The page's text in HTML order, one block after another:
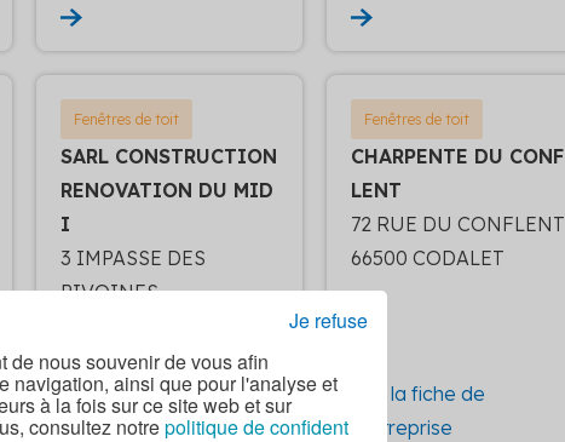
de nous souvenir de vous afin
navigation, ainsi que pour l'analyse et
à la fois sur ce site web et sur
consultez notrepolitique de confident
Je refuse
Fenêtres de toit
SARL CONSTRUCTION
RENOVATION DU MID
I
3 IMPASSE DES
PIVOINES
LAS ILLAS
Voir la fiche de
l'entreprise
Fenêtres de toit
CHARPENTE DU CONF
LENT
72 RUE DU CONFLENT
66500 CODALET
Voir la fiche de
l'entreprise